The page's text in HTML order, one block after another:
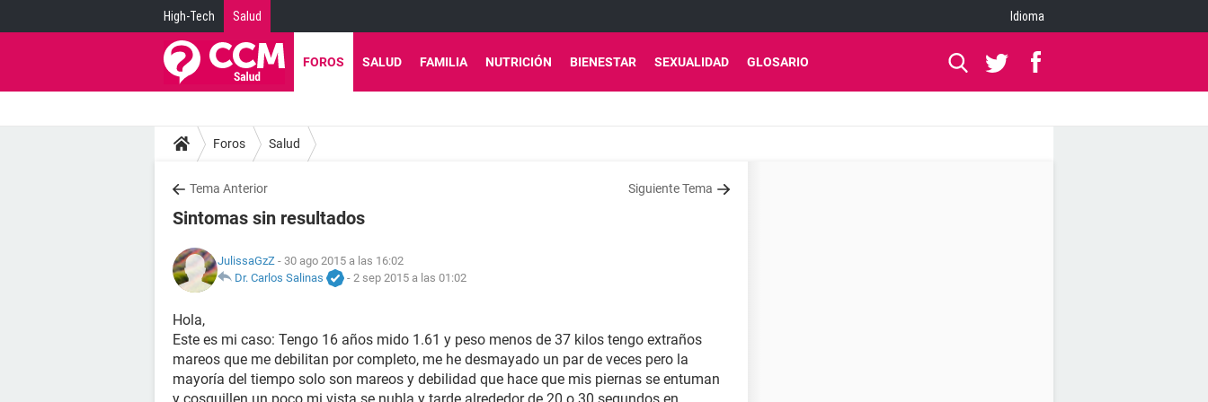
High-Tech Salud Idioma
FOROS SALUD FAMILIA NUTRICIÓN BIENESTAR SEXUALIDAD GLOSARIO
Foros Salud
Tema Anterior Siguiente Tema
Sintomas sin resultados
JulissaGzZ - 30 ago 2015 a las 16:02
Dr. Carlos Salinas
- 2 sep 2015 a las 01:02
Hola,
Este es mi caso: Tengo 16 años mido 1.61 y peso menos de 37 kilos tengo extraños
mareos que me debilitan por completo, me he desmayado un par de veces pero la
mayoría del tiempo solo son mareos y debilidad que hace que mis piernas se entuman